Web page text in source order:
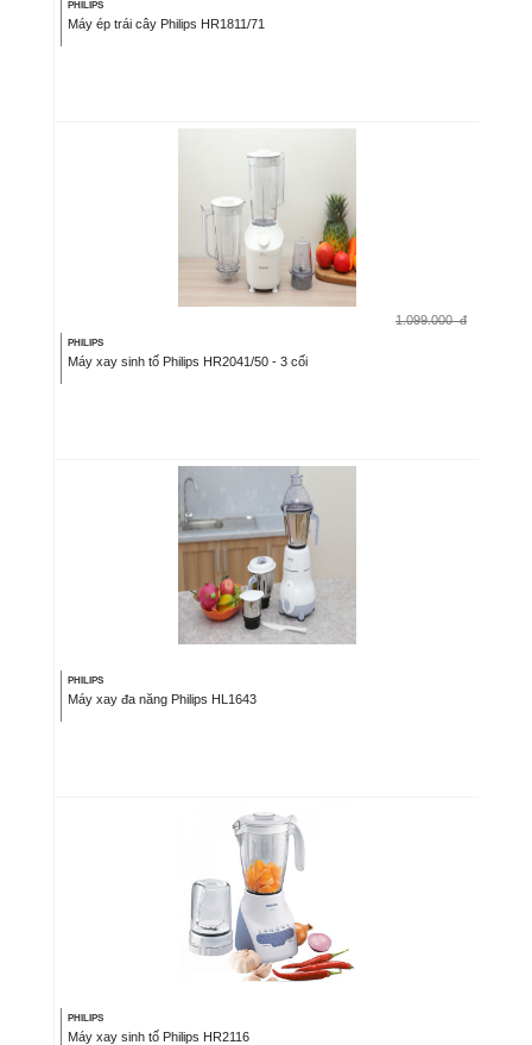
PHILIPS
Máy ép trái cây Philips HR1811/71
1.099.000 đ
PHILIPS
Máy xay sinh tố Philips HR2041/50 - 3 cối
PHILIPS
Máy xay đa năng Philips HL1643
PHILIPS
Máy xay sinh tố Philips HR2116